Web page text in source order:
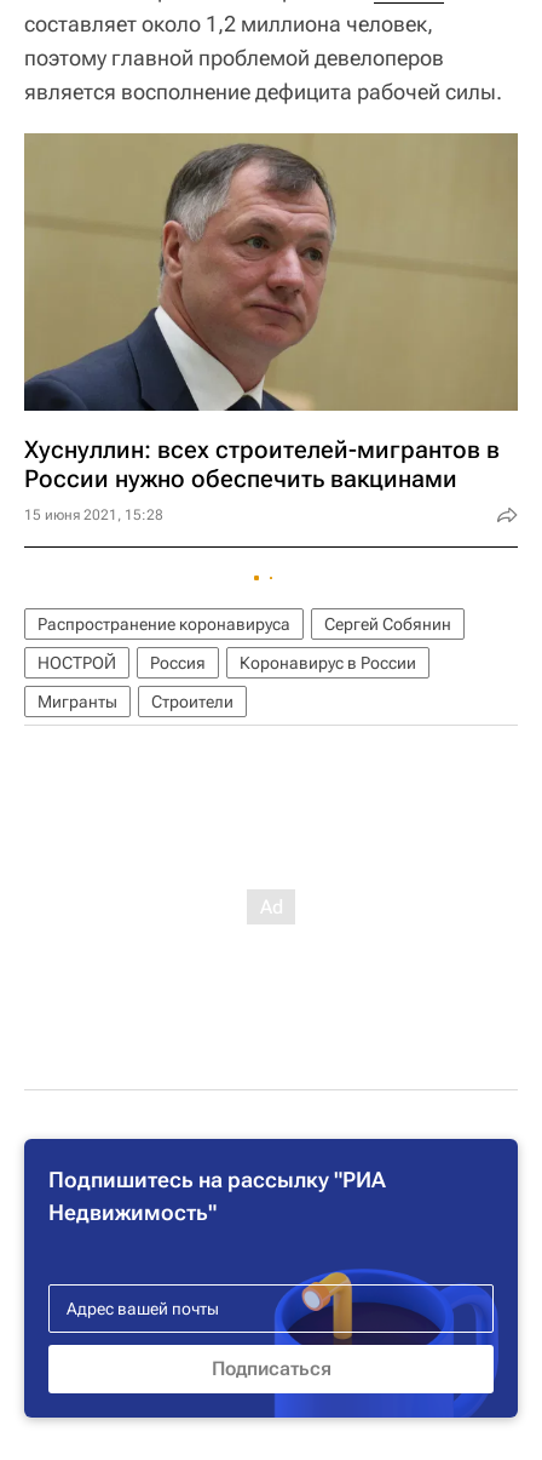
составляет около 1,2 миллиона человек,
поэтому главной проблемой девелоперов
является восполнение дефицита рабочей силы.
Хуснуллин: всех строителей-мигрантов в
России нужно обеспечить вакцинами
15 июня 2021, 15:28
Распространение коронавируса
Сергей Собянин
НОСТРОЙ
Россия
Коронавирус в России
Мигранты
Строители
Подпишитесь на рассылку "РИА
Недвижимость"